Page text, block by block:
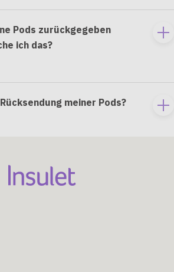
Pods zurückgegeben
ich das?
meiner Pods?